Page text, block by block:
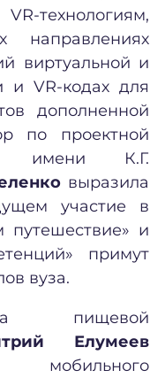
технологиям,
направлениях
виртуальной и
и VR-кодах для
дополненной
по проектной
имени К.Г.
выразила
участие в
и
примут
вуза.
пищевой
Елумеев
мобильного